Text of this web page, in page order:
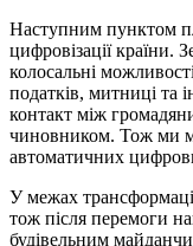
Наступним пунктом
цифровізації країни.
колосальні
податків, митниці та
контакт між
чиновником. Тож ми
автоматичних
У межах
тож після перемоги
будівельним